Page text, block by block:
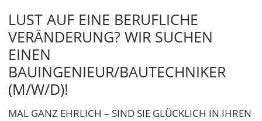
LUST AUF EINE BERUFLICHE
VERÄNDERUNG? WIR SUCHEN
EINEN
BAUINGENIEUR/BAUTECHNIKER
(M/W/D)!
MAL GANZ EHRLICH – SIND SIE GLÜCKLICH IN IHREN